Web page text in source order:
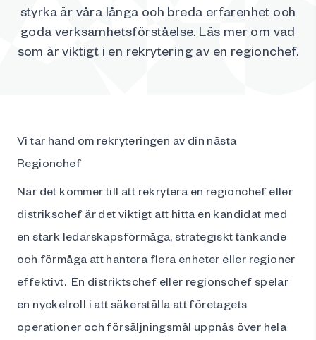
styrka är våra långa och breda erfarenhet och
goda verksamhetsförståelse. Läs mer om vad
som är viktigt i en rekrytering av en regionchef.
Vi tar hand om rekryteringen av din nästa
Regionchef
När det kommer till att rekrytera en regionchef eller
distrikschef är det viktigt att hitta en kandidat med
en stark ledarskapsförmåga, strategiskt tänkande
och förmåga att hantera flera enheter eller regioner
effektivt. En distriktschef eller regionschef spelar
en nyckelroll i att säkerställa att företagets
operationer och försäljningsmål uppnås över hela